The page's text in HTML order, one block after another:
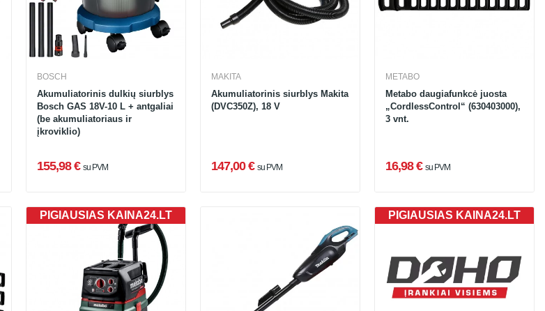
BOSCH
Akumuliatorinis dulkių siurblys
Bosch GAS 18V-10 L + antgaliai
(be akumuliatoriaus ir
įkroviklio)
155,98 € su PVM
MAKITA
Akumuliatorinis siurblys Makita
(DVC350Z), 18 V
147,00 € su PVM
METABO
Metabo daugiafunkcė juosta
„CordlessControl“ (630403000),
3 vnt.
16,98 € su PVM
PIGIAUSIAS KAINA24.LT PIGIAUSIAS KAINA24.LT